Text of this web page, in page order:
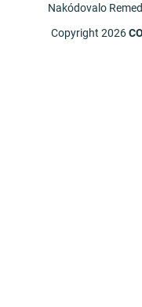
Nakódovalo
Copyright 2026